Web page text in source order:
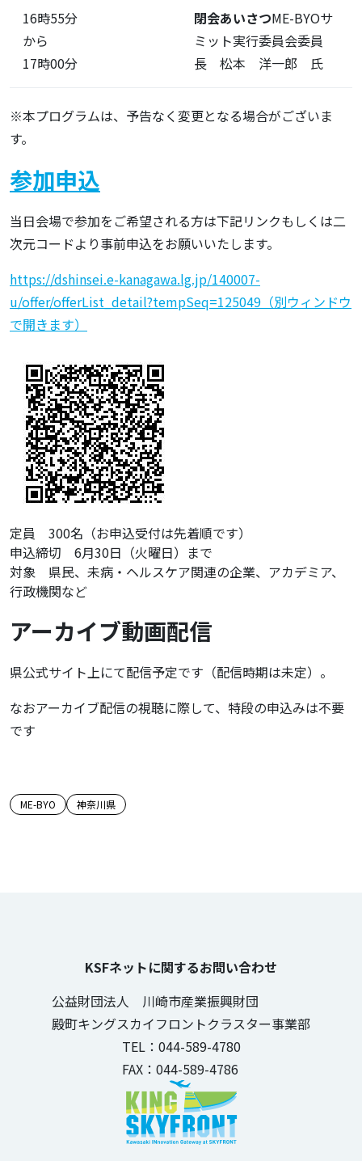
16時55分
から
17時00分
閉会あいさつME-BYOサ
ミット実行委員会委員
長 松本 洋一郎 氏
※本プログラムは、予告なく変更となる場合がございま
す。
参加申込
当日会場で参加をご希望される方は下記リンクもしくは二
次元コードより事前申込をお願いいたします。
https://dshinsei.e-kanagawa.lg.jp/140007-
u/offer/offerList_detail?tempSeq=125049（別ウィンドウ
で開きます）
定員 300名（お申込受付は先着順です）
申込締切 6月30日（火曜日）まで
対象 県民、未病・ヘルスケア関連の企業、アカデミア、
行政機関など
アーカイブ動画配信
県公式サイト上にて配信予定です（配信時期は未定）。
なおアーカイブ配信の視聴に際して、特段の申込みは不要
です
この記事のタグ
ME-BYO 神奈川県
KSFネットに関するお問い合わせ
公益財団法人 川崎市産業振興財団
殿町キングスカイフロントクラスター事業部
TEL：044-589-4780
FAX：044-589-4786